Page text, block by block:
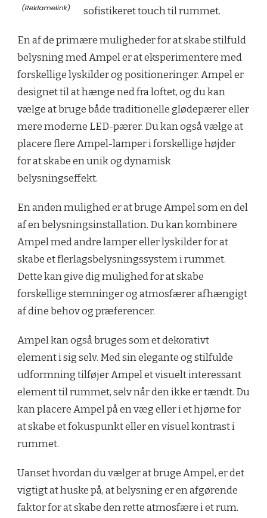
sofistikeret touch til rummet.
En af de primære muligheder for at skabe stilfuld
belysning med Ampel er at eksperimentere med
forskellige lyskilder og positioneringer. Ampel er
designet til at hænge ned fra loftet, og du kan
vælge at bruge både traditionelle glødepærer eller
mere moderne LED-pærer. Du kan også vælge at
placere flere Ampel-lamper i forskellige højder
for at skabe en unik og dynamisk
belysningseffekt.
En anden mulighed er at bruge Ampel som en del
af en belysningsinstallation. Du kan kombinere
Ampel med andre lamper eller lyskilder for at
skabe et flerlagsbelysningssystem i rummet.
Dette kan give dig mulighed for at skabe
forskellige stemninger og atmosfærer afhængigt
af dine behov og præferencer.
Ampel kan også bruges som et dekorativt
element i sig selv. Med sin elegante og stilfulde
udformning tilføjer Ampel et visuelt interessant
element til rummet, selv når den ikke er tændt. Du
kan placere Ampel på en væg eller i et hjørne for
at skabe et fokuspunkt eller en visuel kontrast i
rummet.
Uanset hvordan du vælger at bruge Ampel, er det
vigtigt at huske på, at belysning er en afgørende
faktor for at skabe den rette atmosfære i et rum.